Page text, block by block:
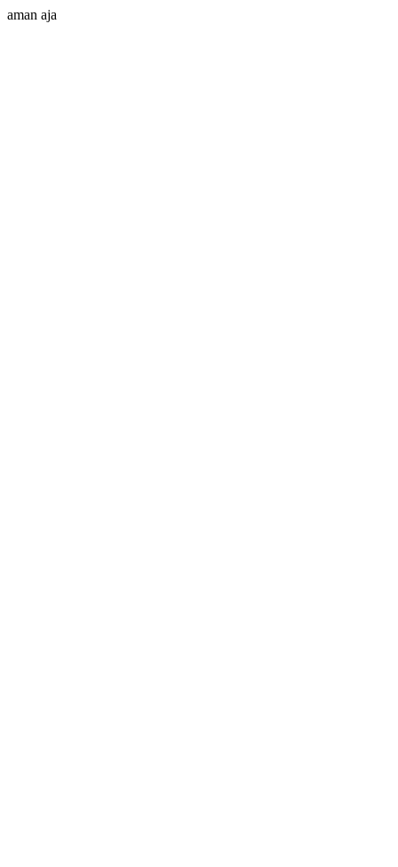
aman aja